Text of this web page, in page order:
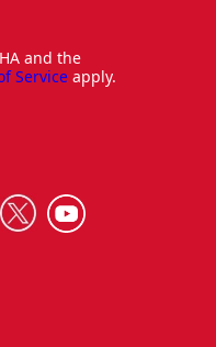
and the
Service apply.